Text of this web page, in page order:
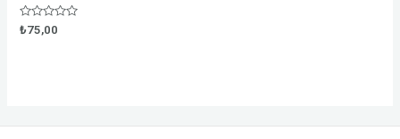
Rated
0
₺75,00